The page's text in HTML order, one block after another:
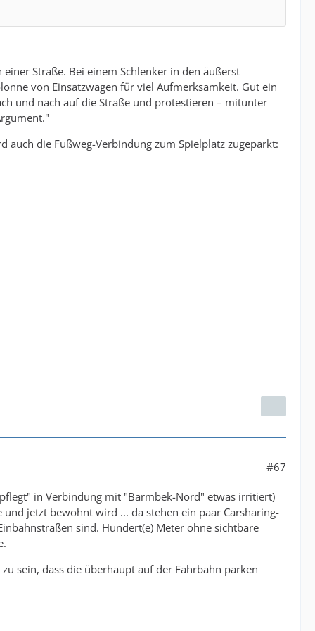
Straße. Bei einem Schlenker in den äußerst
von Einsatzwagen für viel Aufmerksamkeit. Gut ein
und nach auf die Straße und protestieren – mitunter
die Fußweg-Verbindung zum Spielplatz zugeparkt:
#67
in Verbindung mit "Barmbek-Nord" etwas irritiert)
jetzt bewohnt wird ... da stehen ein paar Carsharing-
sind. Hundert(e) Meter ohne sichtbare
sein, dass die überhaupt auf der Fahrbahn parken